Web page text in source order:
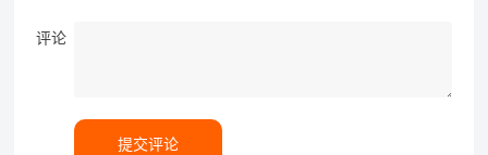
评论
提交评论